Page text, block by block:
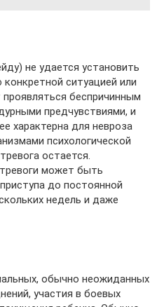
не удается установить
ситуацией или
беспричинным
предчувствиями, и
характерна для невроза
психологической
остается.
может быть
до постоянной
недель и даже
обычно неожиданных
участия в боевых